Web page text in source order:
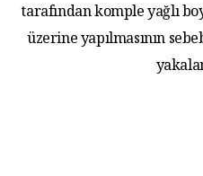
tarafından komple yağlı
üzerine yapılmasının